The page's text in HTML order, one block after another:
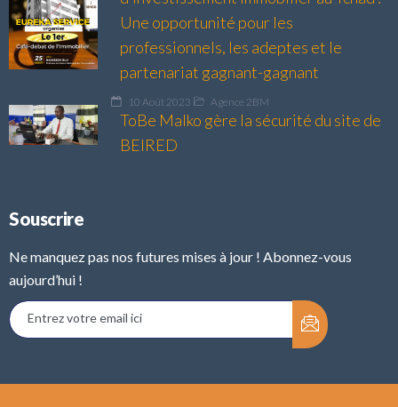
Une opportunité pour les
professionnels, les adeptes et le
partenariat gagnant-gagnant
10 Août 2023 Agence 2BM
ToBe Malko gère la sécurité du site de
BEIRED
Souscrire
Ne manquez pas nos futures mises à jour ! Abonnez-vous
aujourd’hui !